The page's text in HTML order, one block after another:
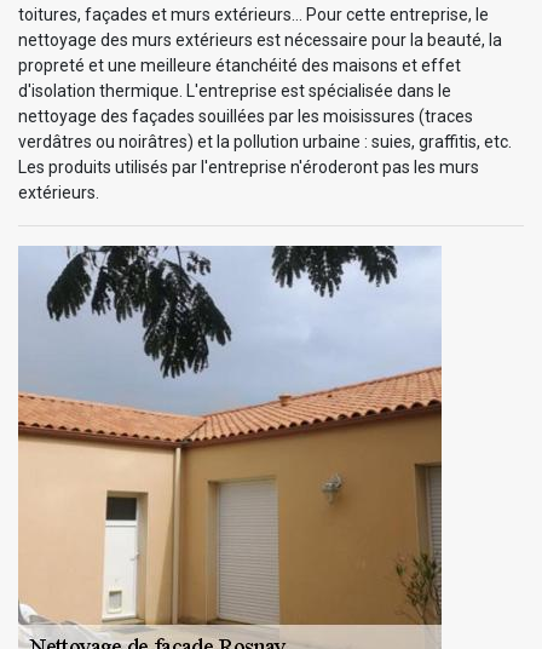
toitures, façades et murs extérieurs... Pour cette entreprise, le
nettoyage des murs extérieurs est nécessaire pour la beauté, la
propreté et une meilleure étanchéité des maisons et effet
d'isolation thermique. L'entreprise est spécialisée dans le
nettoyage des façades souillées par les moisissures (traces
verdâtres ou noirâtres) et la pollution urbaine : suies, graffitis, etc.
Les produits utilisés par l'entreprise n'éroderont pas les murs
extérieurs.